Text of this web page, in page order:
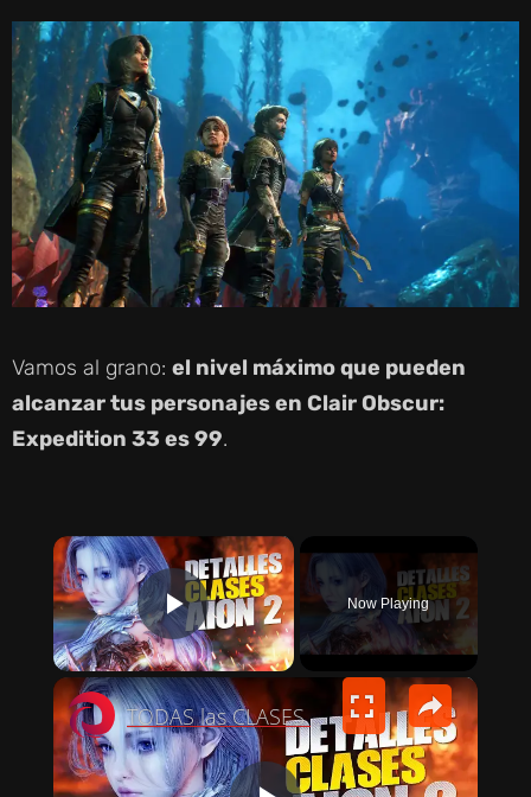
Vamos al grano: el nivel máximo que pueden
alcanzar tus personajes en Clair Obscur:
Expedition 33 es 99.
×
PLAY VIDEO
Now Playing
×
TODAS las CLASES DE AION 2 explicadas: ¿Cuál es la mejor?